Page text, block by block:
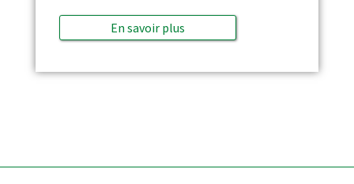
En savoir plus